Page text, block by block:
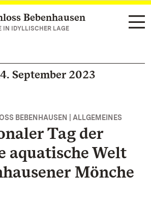
springen
Bebenhausen
IN IDYLLISCHER LAGE
September 2023
BEBENHAUSEN | ALLGEMEINES
Tag der
aquatische Welt
Mönche